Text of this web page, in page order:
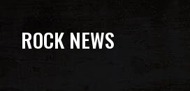
ROCK NEWS